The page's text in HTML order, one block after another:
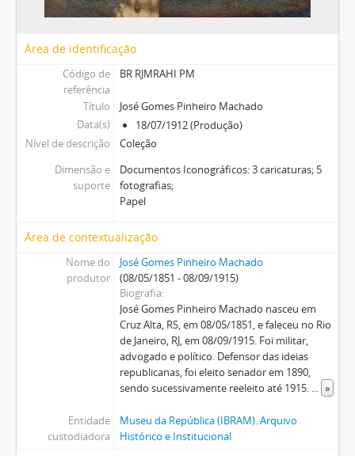
Área de identificação
Código de
referência
BR RJMRAHI PM
Título
José Gomes Pinheiro Machado
Data(s)
18/07/1912 (Produção)
Nível de descrição
Coleção
Dimensão e
suporte
Documentos Iconográficos: 3 caricaturas; 5
fotografias;
Papel
Área de contextualização
Nome do
produtor
José Gomes Pinheiro Machado
(08/05/1851 - 08/09/1915)
Biografia
José Gomes Pinheiro Machado nasceu em
Cruz Alta, RS, em 08/05/1851, e faleceu no Rio
de Janeiro, RJ, em 08/09/1915. Foi militar,
advogado e político. Defensor das ideias
republicanas, foi eleito senador em 1890,
sendo sucessivamente reeleito até 1915. ... »
Entidade
custodiadora
Museu da República (IBRAM). Arquivo
Histórico e Institucional